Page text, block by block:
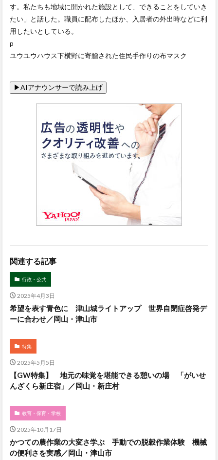
す。私たちも地域に開かれた施設として、できることをしていき
たい」と話した。職員に配布したほか、入居者の外出時などに利
用したいとしている。
p
ユウユウハウス下横野に寄贈された住民手作りの布マスク
関連する記事
行政・公共
2025年4月3日
希望を表す青色に 津山城ライトアップ 世界自閉症啓発デ
ーに合わせ／岡山・津山市
特集
2025年5月5日
【GW特集】 地元の味覚を堪能できる憩いの場 「がいせ
んざくら新庄宿」／岡山・新庄村
教育・保育・学校
2025年10月17日
かつての農作業の大変さ学ぶ 手動での脱穀作業体験 機械
の便利さを実感／岡山・津山市